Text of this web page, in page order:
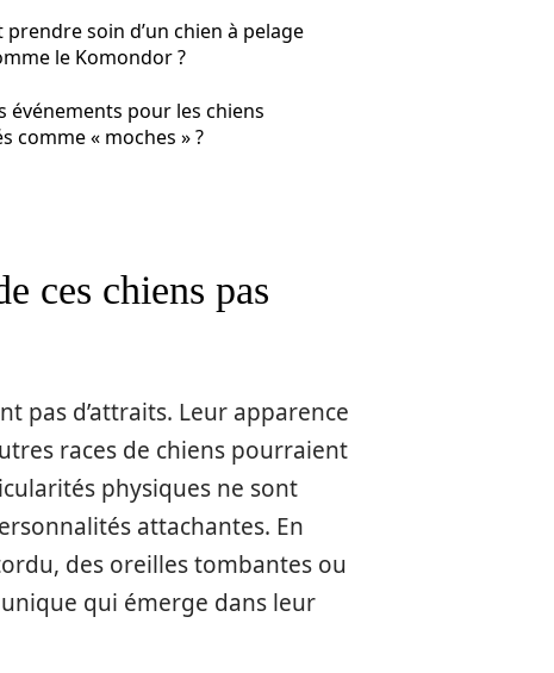
prendre soin d’un chien à pelage
le Komondor ?
événements pour les chiens
comme « moches » ?
ces chiens pas
pas d’attraits. Leur apparence
races de chiens pourraient
physiques ne sont
attachantes. En
des oreilles tombantes ou
qui émerge dans leur